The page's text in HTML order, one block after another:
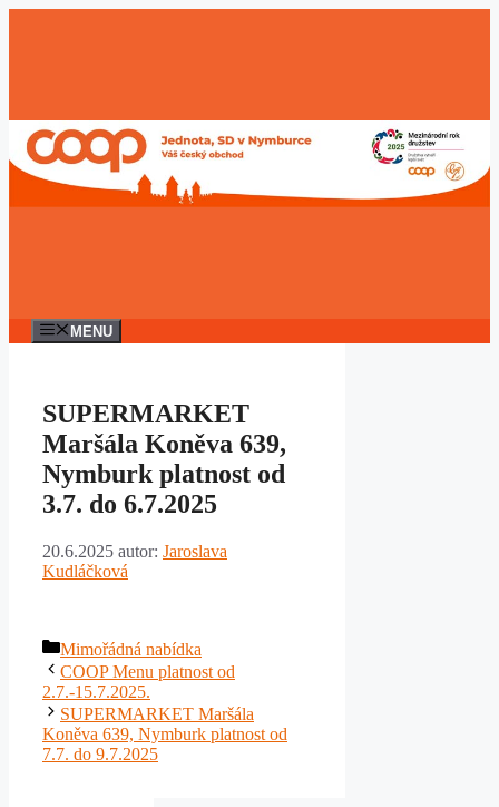
MENU
SUPERMARKET
Maršála Koněva 639,
Nymburk platnost od
3.7. do 6.7.2025
20.6.2025 autor: Jaroslava
Kudláčková
Rubriky
Mimořádná nabídka
COOP Menu platnost od
2.7.-15.7.2025.
SUPERMARKET Maršála
Koněva 639, Nymburk platnost od
7.7. do 9.7.2025